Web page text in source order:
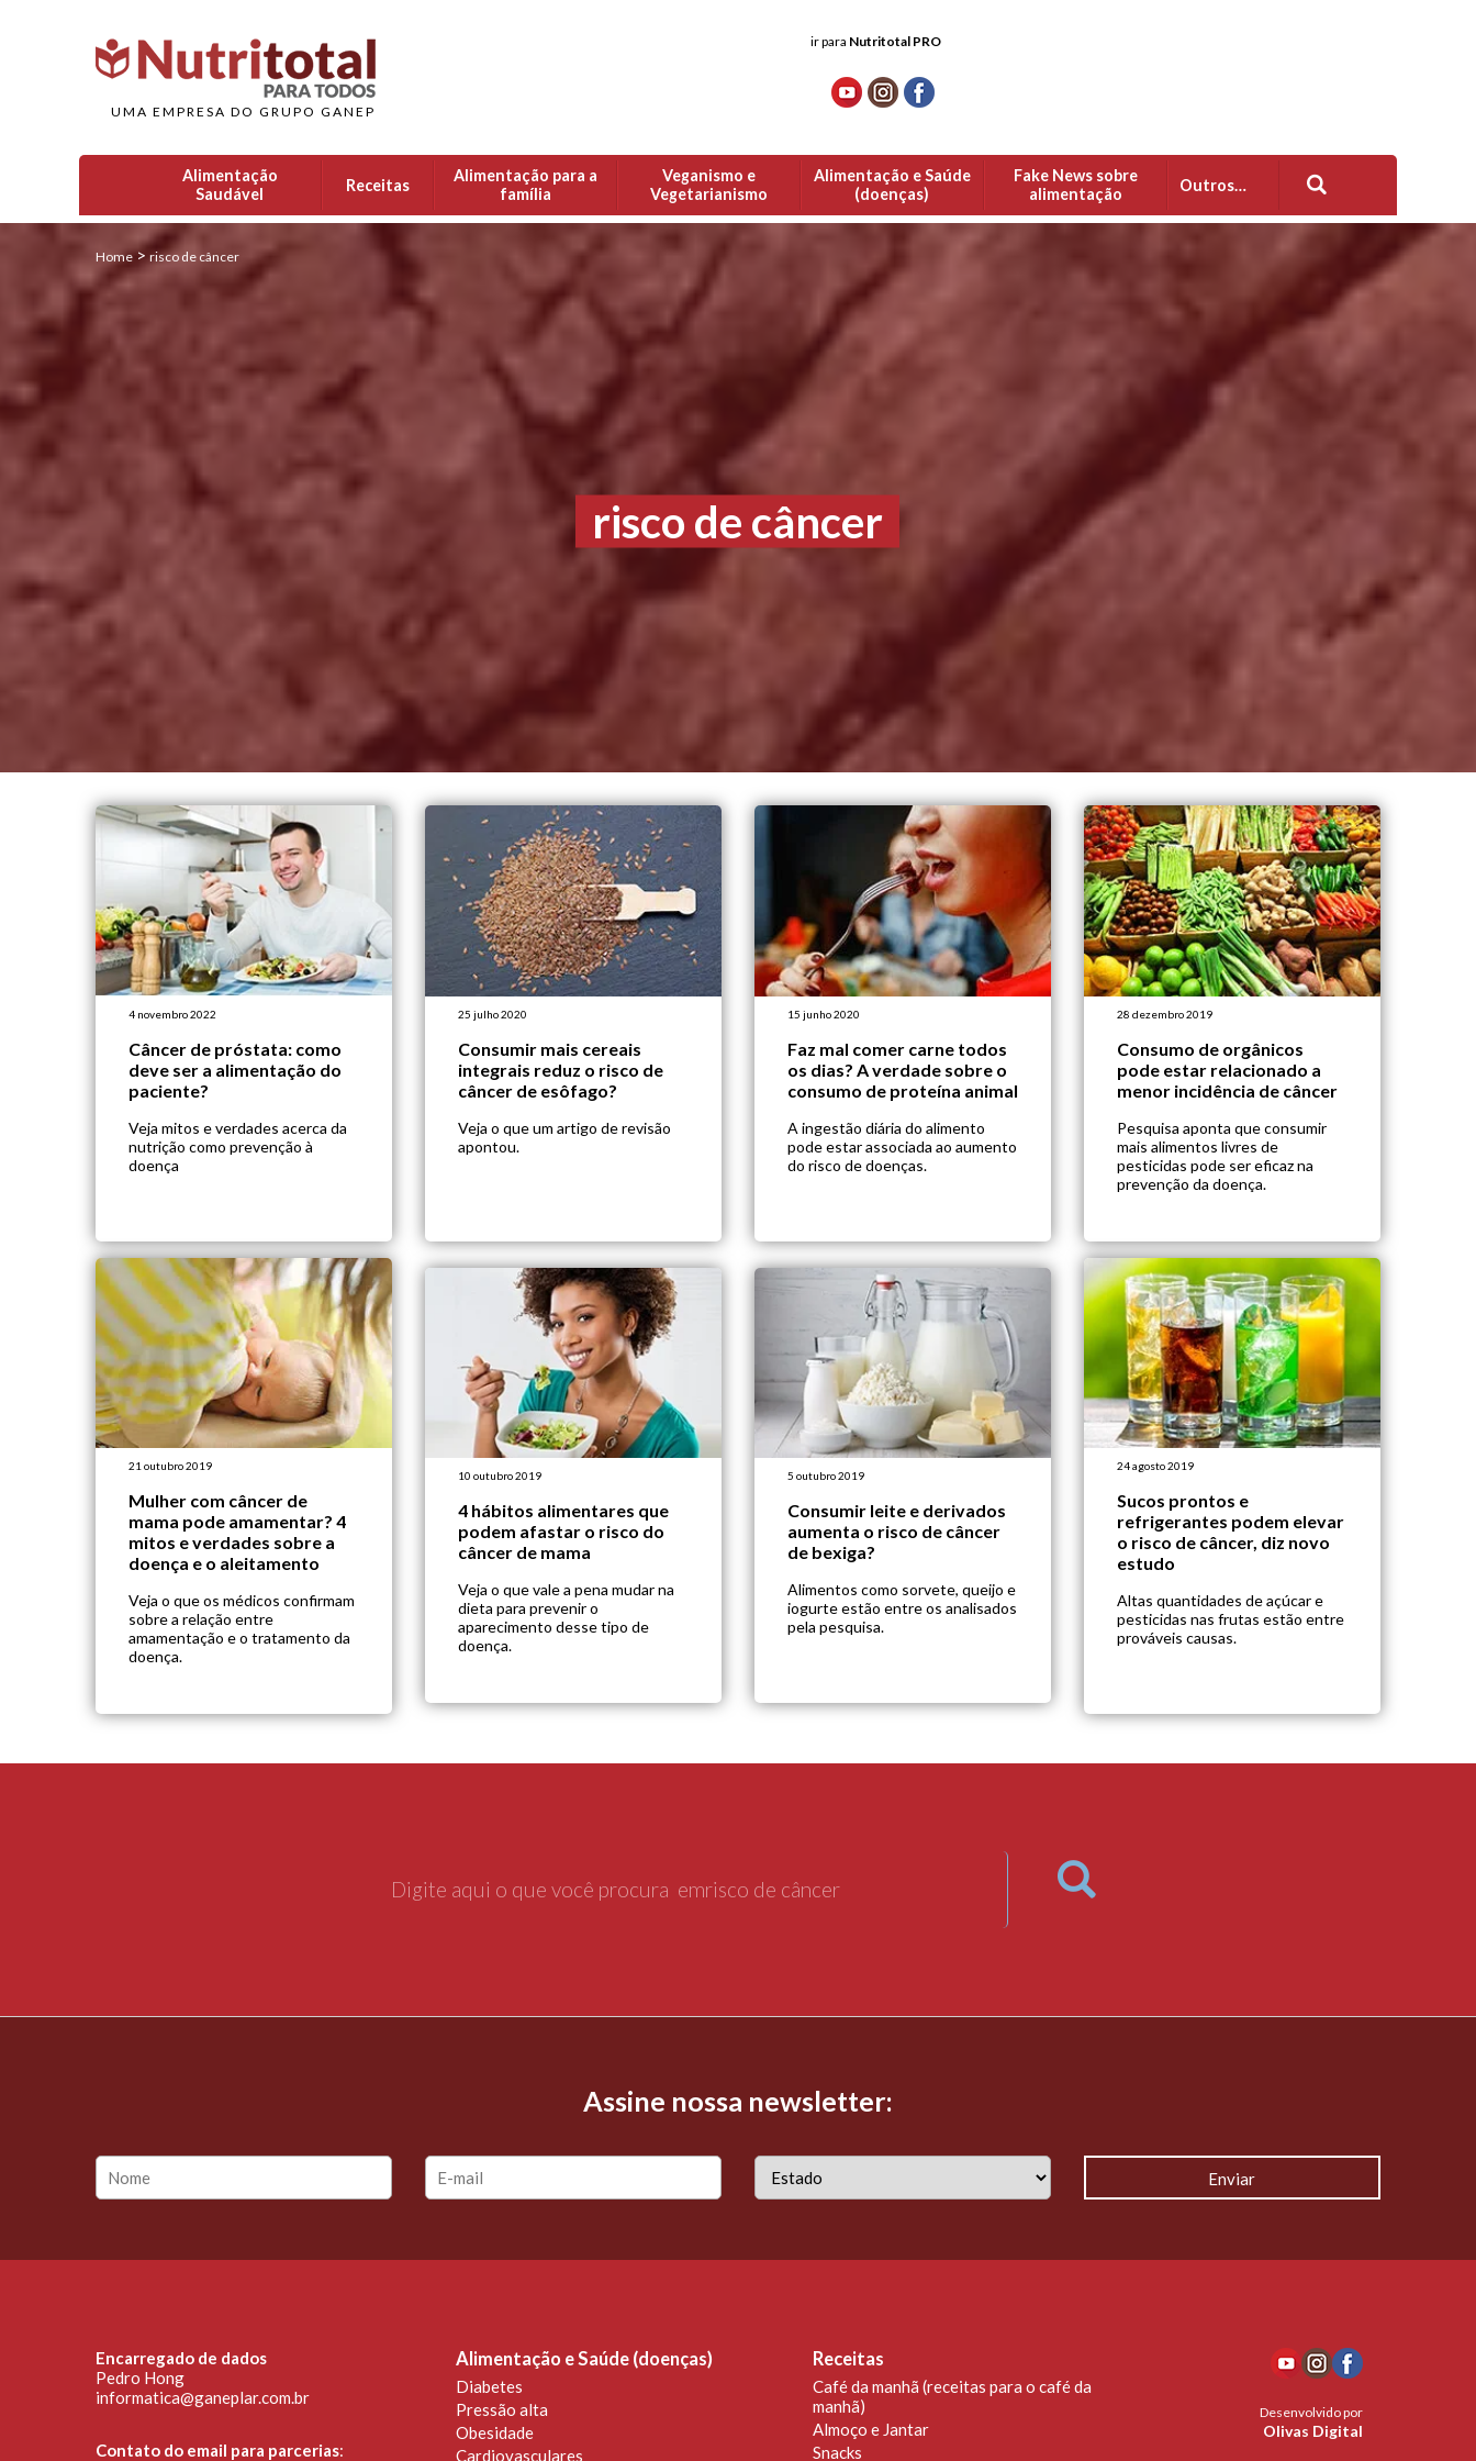
UMA EMPRESA DO GRUPO GANEP
ir para Nutritotal PRO
Alimentação
Saudável
Receitas
Alimentação para a
família
Veganismo e
Vegetarianismo
Alimentação e Saúde
(doenças)
Fake News sobre
alimentação
Outros…
Home> risco de câncer
risco de câncer
4 novembro 2022
Câncer de próstata: como
deve ser a alimentação do
paciente?
Veja mitos e verdades acerca da
nutrição como prevenção à
doença
25 julho 2020
Consumir mais cereais
integrais reduz o risco de
câncer de esôfago?
Veja o que um artigo de revisão
apontou.
15 junho 2020
Faz mal comer carne todos
os dias? A verdade sobre o
consumo de proteína animal
A ingestão diária do alimento
pode estar associada ao aumento
do risco de doenças.
28 dezembro 2019
Consumo de orgânicos
pode estar relacionado a
menor incidência de câncer
Pesquisa aponta que consumir
mais alimentos livres de
pesticidas pode ser eficaz na
prevenção da doença.
21 outubro 2019
Mulher com câncer de
mama pode amamentar? 4
mitos e verdades sobre a
doença e o aleitamento
Veja o que os médicos confirmam
sobre a relação entre
amamentação e o tratamento da
doença.
10 outubro 2019
4 hábitos alimentares que
podem afastar o risco do
câncer de mama
Veja o que vale a pena mudar na
dieta para prevenir o
aparecimento desse tipo de
doença.
5 outubro 2019
Consumir leite e derivados
aumenta o risco de câncer
de bexiga?
Alimentos como sorvete, queijo e
iogurte estão entre os analisados
pela pesquisa.
24 agosto 2019
Sucos prontos e
refrigerantes podem elevar
o risco de câncer, diz novo
estudo
Altas quantidades de açúcar e
pesticidas nas frutas estão entre
prováveis causas.
Assine nossa newsletter:
Encarregado de dados
Pedro Hong
informatica@ganeplar.com.br
Contato do email para parcerias:
Alimentação e Saúde (doenças)
Diabetes
Pressão alta
Obesidade
Cardiovasculares
Receitas
Café da manhã (receitas para o café da
manhã)
Almoço e Jantar
Snacks
Desenvolvido por
Olivas Digital